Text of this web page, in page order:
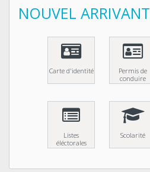
NOUVEL ARRIVANT
Carte d'identité
Permis de
conduire
Listes
éléctorales
Scolarité